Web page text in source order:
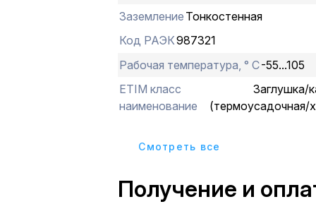
Заземление Тонкостенная
Код РАЭК987321
Рабочая температура, ° С-55...105
ETIM класс
наименование
Заглушка/
(термоусадочная/
Cмотреть все
Получение и